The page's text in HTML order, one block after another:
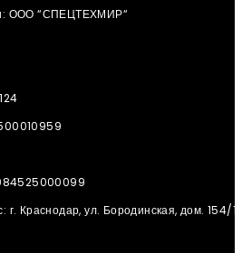
ООО “СПЕЦТЕХМИР“
г. Краснодар, ул. Бородинская, дом. 154/